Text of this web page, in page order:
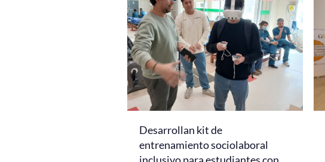
Desarrollan kit de
entrenamiento sociolaboral
inclusivo para estudiantes con